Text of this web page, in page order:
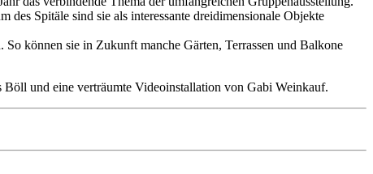
Spitäle sind sie als interessante dreidimensionale Objekte
können sie in Zukunft manche Gärten, Terrassen und Balkone
und eine verträumte Videoinstallation von Gabi Weinkauf.